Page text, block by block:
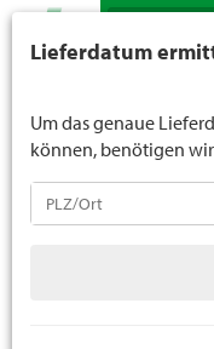
Suche
Werkstatt /
Lieferdatum
Um das genaue
können, benötigen
unter 16 Jahren. Für
Sie uns verbindlich Ihr